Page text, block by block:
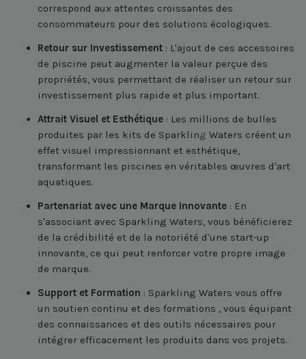
correspond aux attentes croissantes des
consommateurs pour des solutions écologiques.
Retour sur Investissement : L'ajout de ces accessoires
de piscine peut augmenter la valeur perçue des
propriétés, vous permettant de réaliser un retour sur
investissement plus rapide et plus important.
Attrait Visuel et Esthétique : Les millions de bulles
produites par les kits de Sparkling Waters créent un
effet visuel impressionnant et esthétique,
transformant les piscines en véritables œuvres d'art
aquatiques.
Partenariat avec une Marque Innovante : En
s'associant avec Sparkling Waters, vous bénéficierez
de la crédibilité et de la notoriété d'une start-up
innovante, ce qui peut renforcer votre propre image
de marque.
Support et Formation : Sparkling Waters vous offre
un soutien continu et des formations , vous équipant
des connaissances et des outils nécessaires pour
intégrer efficacement les produits dans vos projets.